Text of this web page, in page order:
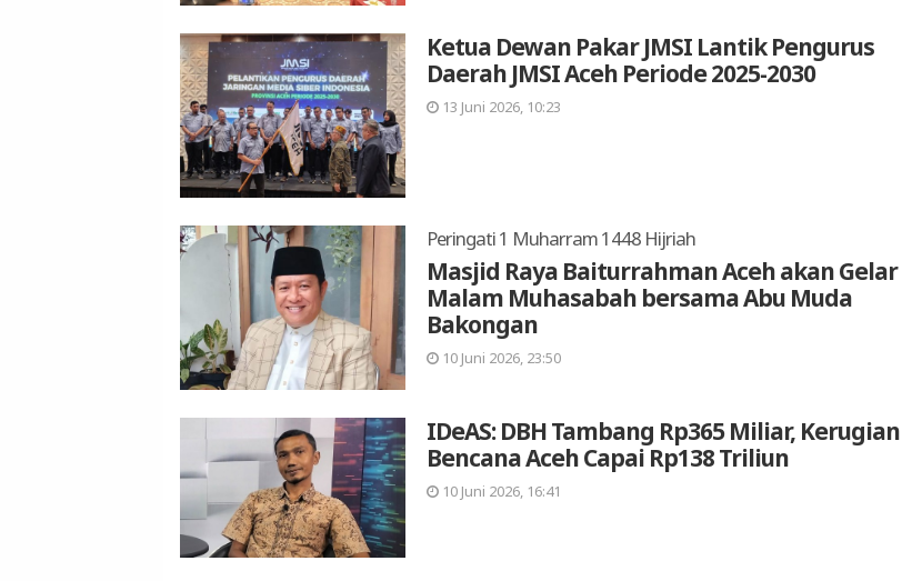
Ketua Dewan Pakar JMSI Lantik Pengurus
Daerah JMSI Aceh Periode 2025-2030
13 Juni 2026, 10:23
Peringati 1 Muharram 1448 Hijriah
Masjid Raya Baiturrahman Aceh akan Gelar
Malam Muhasabah bersama Abu Muda
Bakongan
10 Juni 2026, 23:50
IDeAS: DBH Tambang Rp365 Miliar, Kerugian
Bencana Aceh Capai Rp138 Triliun
10 Juni 2026, 16:41